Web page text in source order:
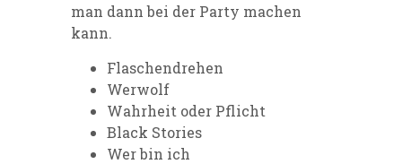
man dann bei der Party machen
kann.
Flaschendrehen
Werwolf
Wahrheit oder Pflicht
Black Stories
Wer bin ich